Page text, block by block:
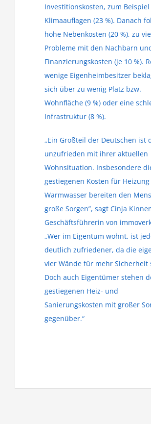
Investitionskosten, zum
Klimaauflagen (23 %). Danach
hohe Nebenkosten (20 %), zu
Probleme mit den Nachbarn
Finanzierungskosten (je 10 %).
wenige Eigenheimbesitzer
sich über zu wenig Platz bzw.
Wohnfläche (9 %) oder eine
Infrastruktur (8 %).
„Ein Großteil der Deutschen ist
unzufrieden mit ihrer aktuellen
Wohnsituation. Insbesondere
gestiegenen Kosten für
Warmwasser bereiten den
große Sorgen”, sagt Cinja
Geschäftsführerin von
„Wer im Eigentum wohnt, ist
deutlich zufriedener, da die
vier Wände für mehr Sicherheit
Doch auch Eigentümer stehen
gestiegenen Heiz- und
Sanierungskosten mit großer
gegenüber.“